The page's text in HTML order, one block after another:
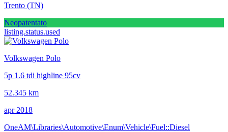
Trento (TN)
Neopatentato
listing.status.used
Volkswagen Polo
5p 1.6 tdi highline 95cv
52.345 km
apr 2018
OneAM\Libraries\Automotive\Enum\Vehicle\Fuel::Diesel